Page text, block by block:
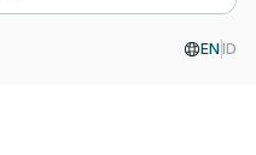
EN ID